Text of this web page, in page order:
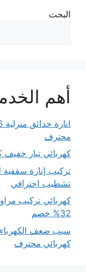
البحث
أهم
محترف
كهربائي تيار خفيف
تشطيب احترافي
كهربائي تركيب
32% خصم
سبب ضعف
كهربائي محترف